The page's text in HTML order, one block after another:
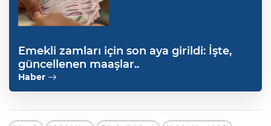
Emekli zamları için son aya girildi: İşte,
güncellenen maaşlar..
Haber